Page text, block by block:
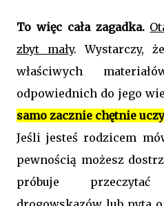
To więc cała zagadka.
zbyt mały. Wystarczy,
właściwych
odpowiednich do jego
samo zacznie chętnie
Jeśli jesteś rodzicem
pewnością możesz
próbuje